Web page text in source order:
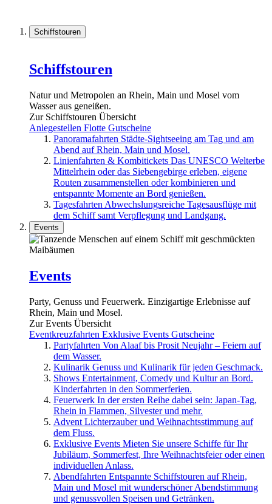
Schiffstouren
Schiffstouren
Natur und Metropolen an Rhein, Main und Mosel vom
Wasser aus geneißen.
Zur Schiffstouren Übersicht
Anlegestellen Flotte Gutscheine
Panoramafahrten Städte-Sightseeing am Tag und am
Abend auf Rhein, Main und Mosel.
Linienfahrten & Kombitickets Das UNESCO Welterbe
Mittelrhein oder das Siebengebirge erleben, eigene
Routen zusammenstellen oder kombinieren und
entspannte Momente an Bord genießen.
Tagesfahrten Abwechslungsreiche Tagesausflüge mit
dem Schiff samt Verpflegung und Landgang.
Events
Events
Party, Genuss und Feuerwerk. Einzigartige Erlebnisse auf
Rhein, Main und Mosel.
Zur Events Übersicht
Eventkreuzfahrten Exklusive Events Gutscheine
Partyfahrten Von Alaaf bis Prosit Neujahr – Feiern auf
dem Wasser.
Kulinarik Genuss und Kulinarik für jeden Geschmack.
Shows Entertainment, Comedy und Kultur an Bord.
Kinderfahrten in den Sommerferien.
Feuerwerk In der ersten Reihe dabei sein: Japan-Tag,
Rhein in Flammen, Silvester und mehr.
Advent Lichterzauber und Weihnachtsstimmung auf
dem Fluss.
Exklusive Events Mieten Sie unsere Schiffe für Ihr
Jubiläum, Sommerfest, Ihre Weihnachtsfeier oder einen
individuellen Anlass.
Abendfahrten Entspannte Schiffstouren auf Rhein,
Main und Mosel mit wunderschöner Abendstimmung
und genussvollen Speisen und Getränken.